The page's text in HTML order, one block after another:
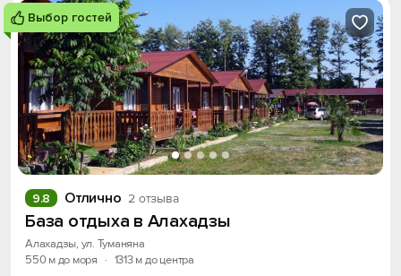
Выбор гостей
Отлично 2 отзыва
9.8
База отдыха в Алахадзы
Алахадзы, ул. Туманяна
550 м до моря
· 1313 м до центра